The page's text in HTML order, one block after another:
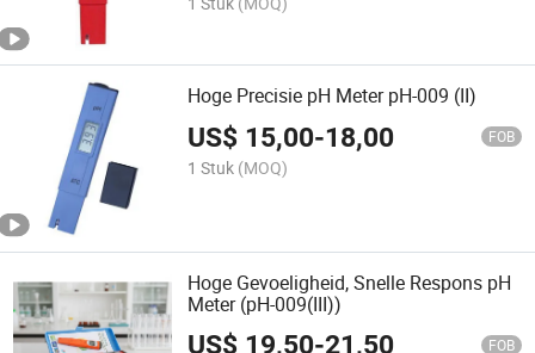
Hoge Precisie pH Meter pH-009 (II)
US$ 15,00-18,00 FOB
1 Stuk (MOQ)
Hoge Gevoeligheid, Snelle Respons pH
Meter (pH-009(III))
US$ 19,50-21,50 FOB